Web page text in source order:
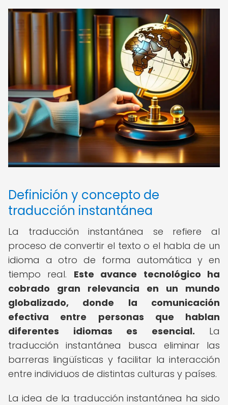
Definición y concepto de
traducción instantánea
La traducción instantánea se refiere al
proceso de convertir el texto o el habla de un
idioma a otro de forma automática y en
tiempo real. Este avance tecnológico ha
cobrado gran relevancia en un mundo
globalizado, donde la comunicación
efectiva entre personas que hablan
diferentes idiomas es esencial. La
traducción instantánea busca eliminar las
barreras lingüísticas y facilitar la interacción
entre individuos de distintas culturas y países.
La idea de la traducción instantánea ha sido